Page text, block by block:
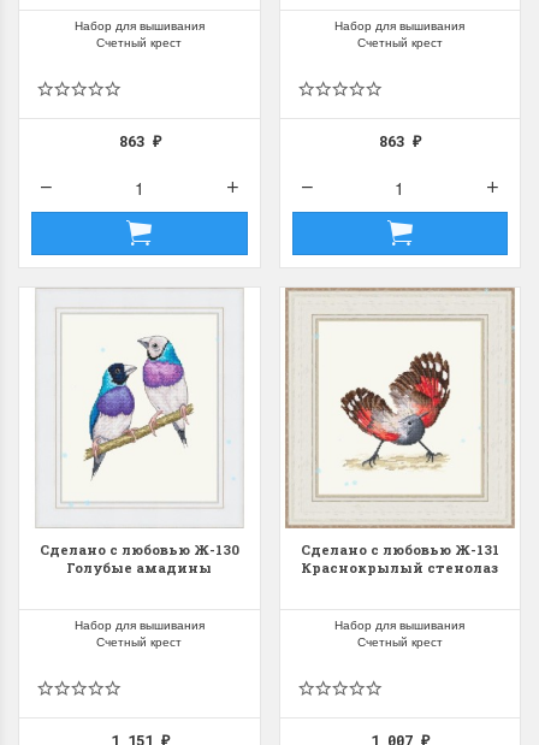
Набор для вышивания
Счетный крест
863 ₽
Набор для вышивания
Счетный крест
863₽
Сделано с любовью Ж-130
Голубые амадины
Набор для вышивания
Счетный крест
1 151 ₽
Сделано с любовью Ж-131
Краснокрылый стенолаз
Набор для вышивания
Счетный крест
1 007₽